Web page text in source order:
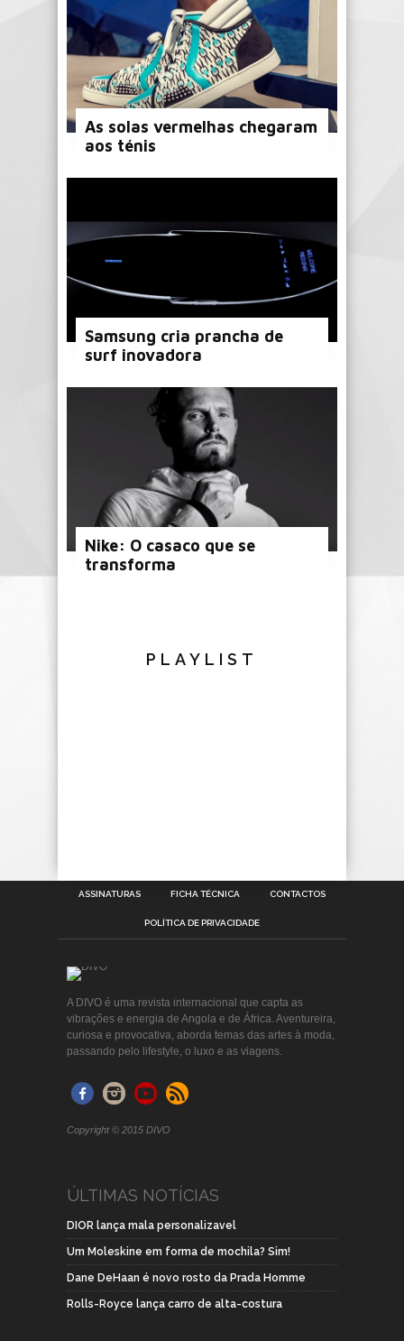
As solas vermelhas chegaram
aos ténis
Samsung cria prancha de
surf inovadora
Nike: O casaco que se
transforma
PLAYLIST
ASSINATURAS FICHA TÉCNICA CONTACTOS
POLÍTICA DE PRIVACIDADE
A DIVO é uma revista internacional que capta as
vibrações e energia de Angola e de África. Aventureira,
curiosa e provocativa, aborda temas das artes à moda,
passando pelo lifestyle, o luxo e as viagens.
Copyright © 2015 DIVO
ÚLTIMAS NOTÍCIAS
DIOR lança mala personalizavel
Um Moleskine em forma de mochila? Sim!
Dane DeHaan é novo rosto da Prada Homme
Rolls-Royce lança carro de alta-costura